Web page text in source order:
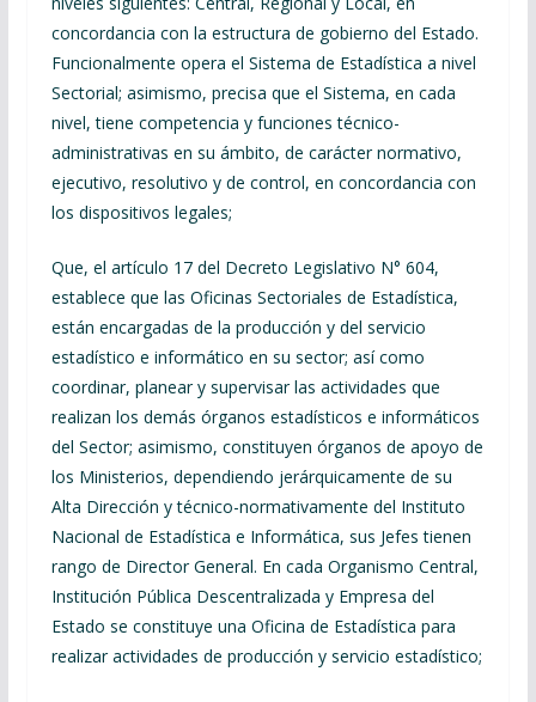
concordancia con la estructura de gobierno del Estado.
Funcionalmente opera el Sistema de Estadística a nivel
Sectorial; asimismo, precisa que el Sistema, en cada
nivel, tiene competencia y funciones técnico-
administrativas en su ámbito, de carácter normativo,
ejecutivo, resolutivo y de control, en concordancia con
los dispositivos legales;
Que, el artículo 17 del Decreto Legislativo N° 604,
establece que las Oficinas Sectoriales de Estadística,
están encargadas de la producción y del servicio
estadístico e informático en su sector; así como
coordinar, planear y supervisar las actividades que
realizan los demás órganos estadísticos e informáticos
del Sector; asimismo, constituyen órganos de apoyo de
los Ministerios, dependiendo jerárquicamente de su
Alta Dirección y técnico-normativamente del Instituto
Nacional de Estadística e Informática, sus Jefes tienen
rango de Director General. En cada Organismo Central,
Institución Pública Descentralizada y Empresa del
Estado se constituye una Oficina de Estadística para
realizar actividades de producción y servicio estadístico;